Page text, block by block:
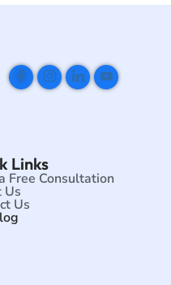
Links
Free Consultation
Us
Us